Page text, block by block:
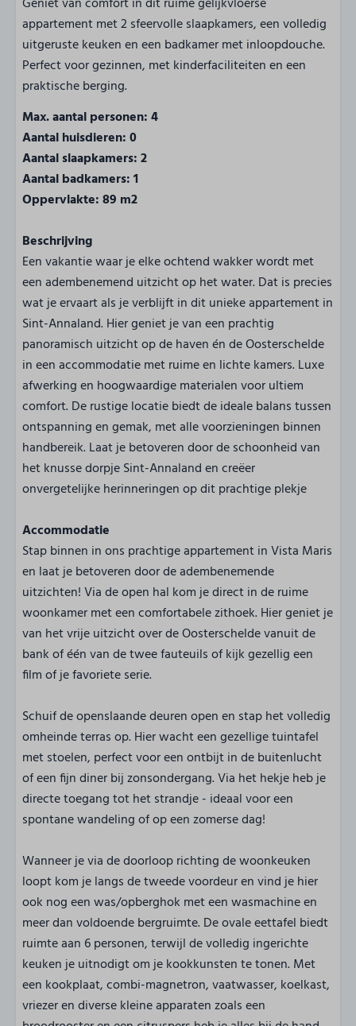
appartement met 2 sfeervolle slaapkamers, een volledig
uitgeruste keuken en een badkamer met inloopdouche.
Perfect voor gezinnen, met kinderfaciliteiten en een
praktische berging.
Max. aantal personen: 4
Aantal huisdieren: 0
Aantal slaapkamers: 2
Aantal badkamers: 1
Oppervlakte: 89 m2
Beschrijving
Een vakantie waar je elke ochtend wakker wordt met
een adembenemend uitzicht op het water. Dat is precies
wat je ervaart als je verblijft in dit unieke appartement in
Sint-Annaland. Hier geniet je van een prachtig
panoramisch uitzicht op de haven én de Oosterschelde
in een accommodatie met ruime en lichte kamers. Luxe
afwerking en hoogwaardige materialen voor ultiem
comfort. De rustige locatie biedt de ideale balans tussen
ontspanning en gemak, met alle voorzieningen binnen
handbereik. Laat je betoveren door de schoonheid van
het knusse dorpje Sint-Annaland en creëer
onvergetelijke herinneringen op dit prachtige plekje
Accommodatie
Stap binnen in ons prachtige appartement in Vista Maris
en laat je betoveren door de adembenemende
uitzichten! Via de open hal kom je direct in de ruime
woonkamer met een comfortabele zithoek. Hier geniet je
van het vrije uitzicht over de Oosterschelde vanuit de
bank of één van de twee fauteuils of kijk gezellig een
film of je favoriete serie.
Schuif de openslaande deuren open en stap het volledig
omheinde terras op. Hier wacht een gezellige tuintafel
met stoelen, perfect voor een ontbijt in de buitenlucht
of een fijn diner bij zonsondergang. Via het hekje heb je
directe toegang tot het strandje - ideaal voor een
spontane wandeling of op een zomerse dag!
Wanneer je via de doorloop richting de woonkeuken
loopt kom je langs de tweede voordeur en vind je hier
ook nog een was/opberghok met een wasmachine en
meer dan voldoende bergruimte. De ovale eettafel biedt
ruimte aan 6 personen, terwijl de volledig ingerichte
keuken je uitnodigt om je kookkunsten te tonen. Met
een kookplaat, combi-magnetron, vaatwasser, koelkast,
vriezer en diverse kleine apparaten zoals een